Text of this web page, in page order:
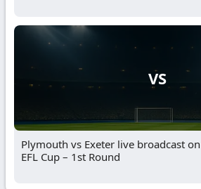
VS
Plymouth vs Exeter live broadcast
EFL Cup – 1st Round